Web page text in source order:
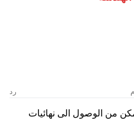
رد
من الوصول الى نهائيات